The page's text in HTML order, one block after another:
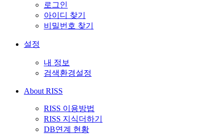
로그인
아이디 찾기
비밀번호 찾기
설정
내 정보
검색환경설정
About RISS
RISS 이용방법
RISS 지식더하기
DB연계 현황